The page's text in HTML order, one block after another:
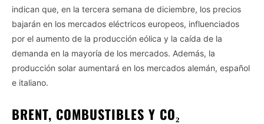
indican que, en la tercera semana de diciembre, los precios
bajarán en los mercados eléctricos europeos, influenciados
por el aumento de la producción eólica y la caída de la
demanda en la mayoría de los mercados. Además, la
producción solar aumentará en los mercados alemán, español
e italiano.
BRENT, COMBUSTIBLES Y CO₂